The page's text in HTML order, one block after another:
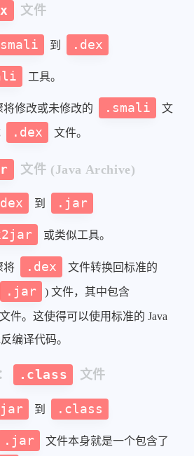
文件
到 .dex
工具。
将修改或未修改的 .smali 文
.dex 文件。
文件 (Java Archive)
到 .jar
或类似工具。
将 .dex 文件转换回标准的
.jar ) 文件，其中包含
文件。这使得可以使用标准的 Java
编译代码。
.class 文件
到 .class
.jar 文件本身就是一个包含了